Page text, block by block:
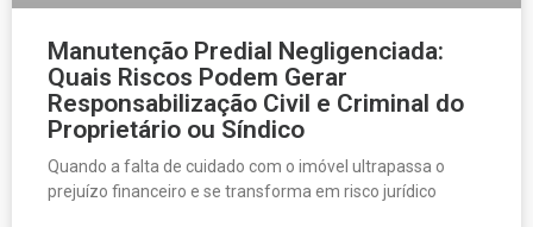
Manutenção Predial Negligenciada:
Quais Riscos Podem Gerar
Responsabilização Civil e Criminal do
Proprietário ou Síndico
Quando a falta de cuidado com o imóvel ultrapassa o
prejuízo financeiro e se transforma em risco jurídico